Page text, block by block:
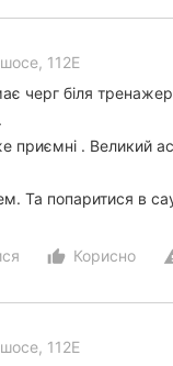
112Е
черг біля
приємні . Великий
Та попаритися в
thumb_up_alt
Корисно
112Е